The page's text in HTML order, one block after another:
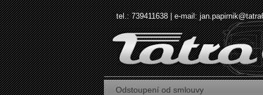
tel.: 739411638 | e-mail:
Odstoupení od smlouvy